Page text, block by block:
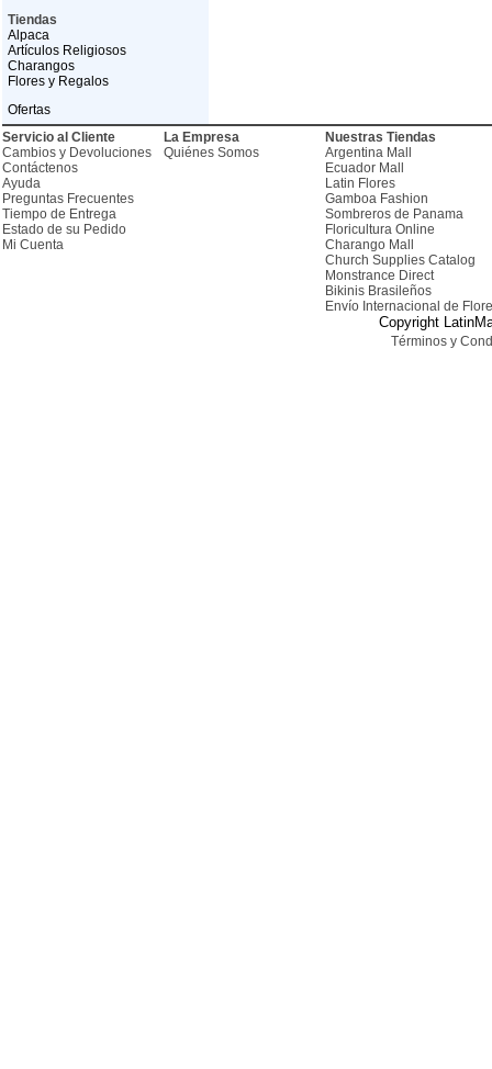
Tiendas
Alpaca
Artículos Religiosos
Charangos
Flores y Regalos
Ofertas
Servicio al Cliente
Cambios y Devoluciones
Contáctenos
Ayuda
Preguntas Frecuentes
Tiempo de Entrega
Estado de su Pedido
Mi Cuenta
La Empresa
Quiénes Somos
Nuestras Tiendas
Argentina Mall
Ecuador Mall
Latin Flores
Gamboa Fashion
Sombreros de Panama
Floricultura Online
Charango Mall
Church Supplies Catalog
Monstrance Direct
Bikinis Brasileños
Envío Internacional de
Copyright
Términos y